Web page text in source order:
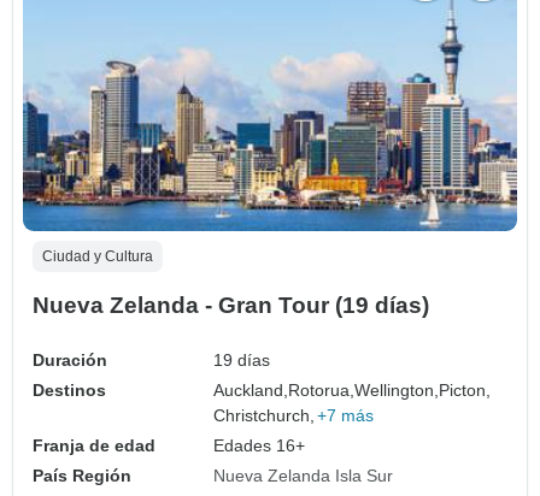
Ciudad y Cultura
Nueva Zelanda - Gran Tour (19 días)
Duración
19 días
Destinos
Auckland, Rotorua,Wellington, Picton,
Christchurch, +7 más
Franja de edad
Edades 16+
País Región
Nueva Zelanda Isla Sur